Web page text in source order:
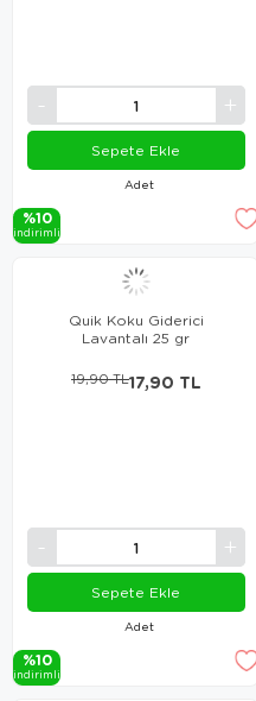
Adet
Sepete Ekle
%10
i̇ndi̇ri̇mli̇
Quik Koku Giderici
Lavantalı 25 gr
Adet
17,90 TL
19,90 TL
Sepete Ekle
%10
i̇ndi̇ri̇mli̇